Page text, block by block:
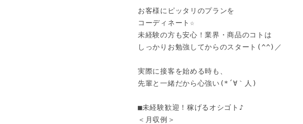
お客様にピッタリのプランを
コーディネート☆
未経験の方も安心！業界・商品のコトは
しっかりお勉強してからのスタート(^^)／
実際に接客を始める時も、
先輩と一緒だから心強い(*´∀｀人)
■未経験歓迎！稼げるオシゴト♪
＜月収例＞